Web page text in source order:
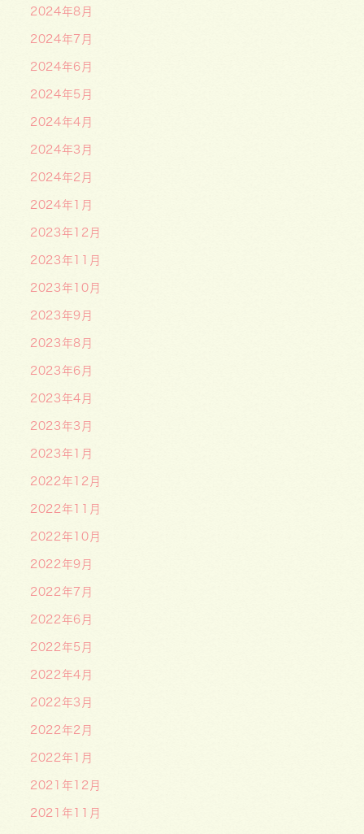
2024年8月
2024年7月
2024年6月
2024年5月
2024年4月
2024年3月
2024年2月
2024年1月
2023年12月
2023年11月
2023年10月
2023年9月
2023年8月
2023年6月
2023年4月
2023年3月
2023年1月
2022年12月
2022年11月
2022年10月
2022年9月
2022年7月
2022年6月
2022年5月
2022年4月
2022年3月
2022年2月
2022年1月
2021年12月
2021年11月